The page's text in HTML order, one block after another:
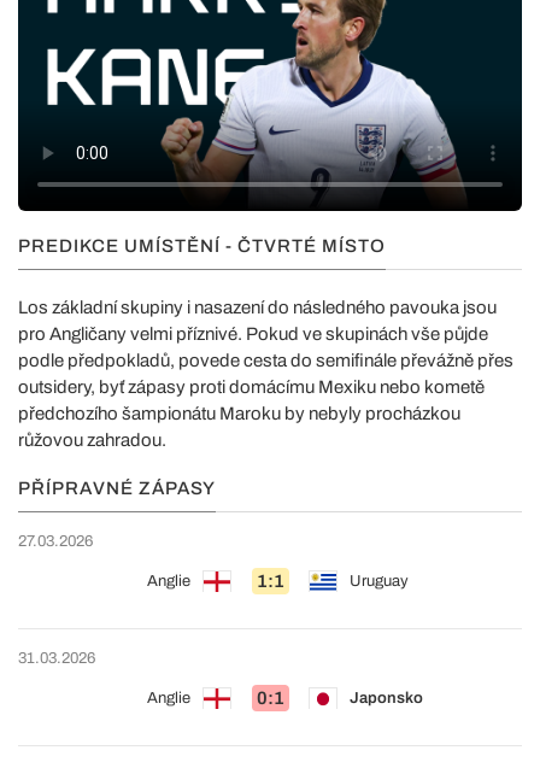
PREDIKCE UMÍSTĚNÍ - ČTVRTÉ MÍSTO
Los základní skupiny i nasazení do následného pavouka jsou
pro Angličany velmi příznivé. Pokud ve skupinách vše půjde
podle předpokladů, povede cesta do semifinále převážně přes
outsidery, byť zápasy proti domácímu Mexiku nebo kometě
předchozího šampionátu Maroku by nebyly procházkou
růžovou zahradou.
PŘÍPRAVNÉ ZÁPASY
27.03.2026
Anglie 1:1 Uruguay
31.03.2026
Anglie 0:1 Japonsko